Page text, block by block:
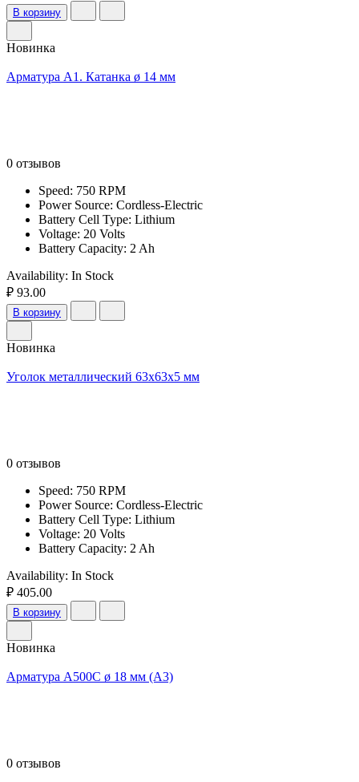
В корзину
Новинка
Арматура А1. Катанка ø 14 мм
0 отзывов
Speed: 750 RPM
Power Source: Cordless-Electric
Battery Cell Type: Lithium
Voltage: 20 Volts
Battery Capacity: 2 Ah
Availability: In Stock
₽ 93.00
В корзину
Новинка
Уголок металлический 63x63x5 мм
0 отзывов
Speed: 750 RPM
Power Source: Cordless-Electric
Battery Cell Type: Lithium
Voltage: 20 Volts
Battery Capacity: 2 Ah
Availability: In Stock
₽ 405.00
В корзину
Новинка
Арматура А500С ø 18 мм (А3)
0 отзывов